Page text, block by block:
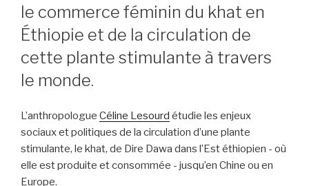
le commerce féminin du khat en
Éthiopie et de la circulation de
cette plante stimulante à travers
le monde.
L’anthropologue Céline Lesourd étudie les enjeux
sociaux et politiques de la circulation d’une plante
stimulante, le khat, de Dire Dawa dans l’Est éthiopien - où
elle est produite et consommée - jusqu’en Chine ou en
Europe.